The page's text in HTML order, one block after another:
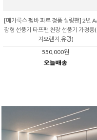
[메가룩스 펨바 파로 정품 실링팬] 2년
장형 선풍기 타프팬 천장 선풍기 가정용
지오렌지,유광)
550,000원